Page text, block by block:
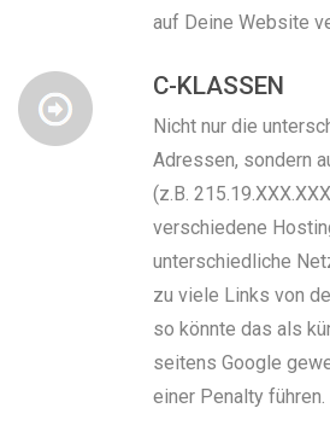
auf Deine Website
C-KLASSEN
Nicht nur die
Adressen, sondern
(z.B.
verschiedene
unterschiedliche
zu viele Links von
so könnte das als
seitens Google
einer Penalty führen.